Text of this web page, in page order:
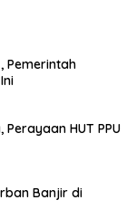
Pemerintah
HUT PPU
Banjir di